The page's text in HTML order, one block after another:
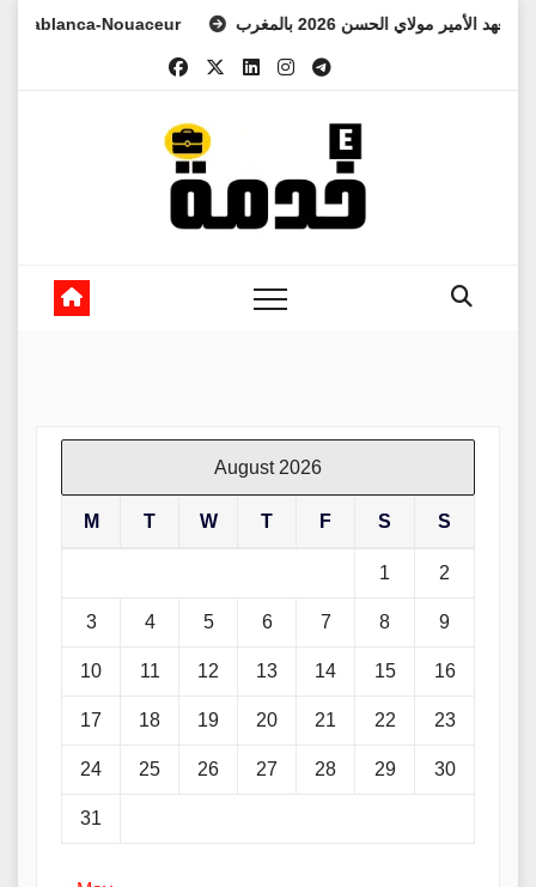
Nouaceur ولي العهد الأمير مولاي الحسن 2026 بالمغرب
August 2026
M T W T F S S
1 2
3 4 5 6 7 8 9
10 11 12 13 14 15 16
17 18 19 20 21 22 23
24 25 26 27 28 29 30
31